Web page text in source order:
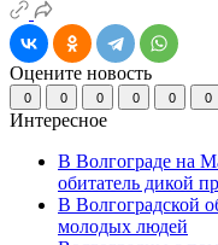
Оцените новость
0 0 0 0 0 0
Интересное
В Волгограде на
обитатель дикой
В Волгоградской
молодых людей